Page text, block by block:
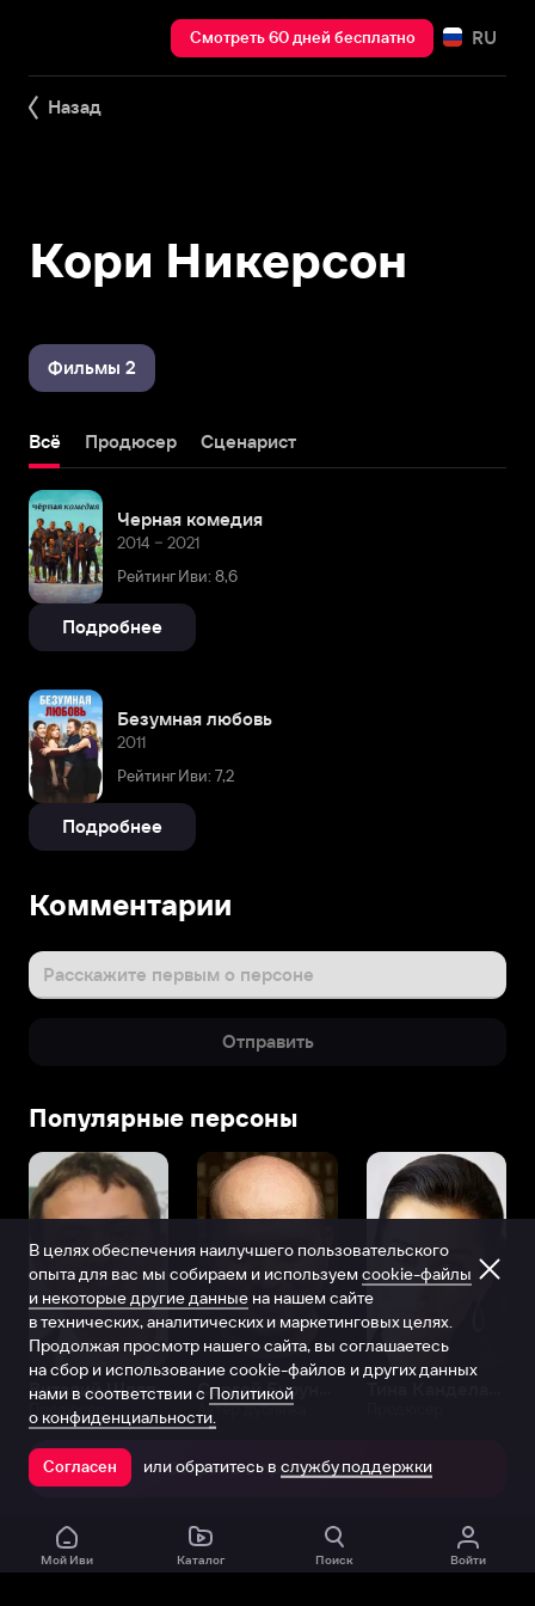
Смотреть 60 дней бесплатно RU
Назад
Кори Никерсон
Фильмы 2
Всё Продюсер Сценарист
Черная комедия
2014 – 2021
Рейтинг Иви: 8,6
Подробнее
Безумная любовь
2011
Рейтинг Иви: 7,2
Подробнее
Комментарии
Расскажите первым о персоне
Отправить
Популярные персоны
Виталий Шляппо
Продюсер Актёр дубляжа
Открыть в приложении
Мой Иви Каталог Поиск Войти
В целях обеспечения наилучшего пользовательского
опыта для вас мы собираем и используем cookie-файлы
и некоторые другие данные на нашем сайте
в технических, аналитических и маркетинговых целях.
Продолжая просмотр нашего сайта, вы соглашаетесь
на сбор и использование cookie-файлов и других данных
нами в соответствии с Политикой
о конфиденциальности.
Согласен или обратитесь в службу поддержки